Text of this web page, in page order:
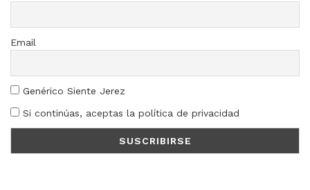
Email
Genérico Siente Jerez
Si continúas, aceptas la política de privacidad